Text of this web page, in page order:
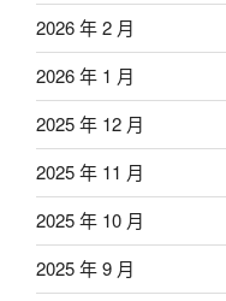
2026 年 2 月
2026 年 1 月
2025 年 12 月
2025 年 11 月
2025 年 10 月
2025 年 9 月